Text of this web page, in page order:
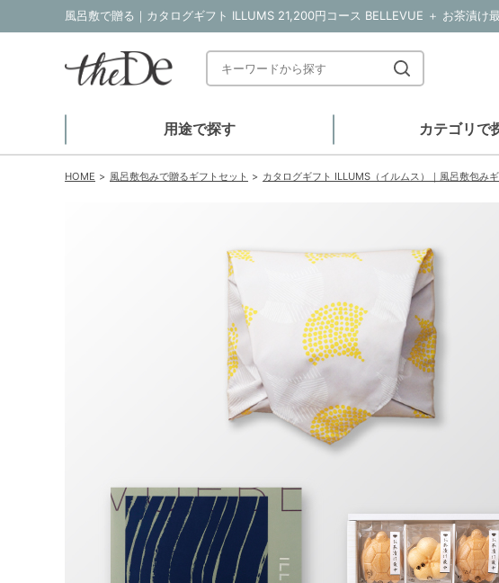
用途で探す カテゴリで
HOME 風呂敷包みで贈るギフトセット カタログギフト ILLUMS（イルムス）｜風呂敷包み